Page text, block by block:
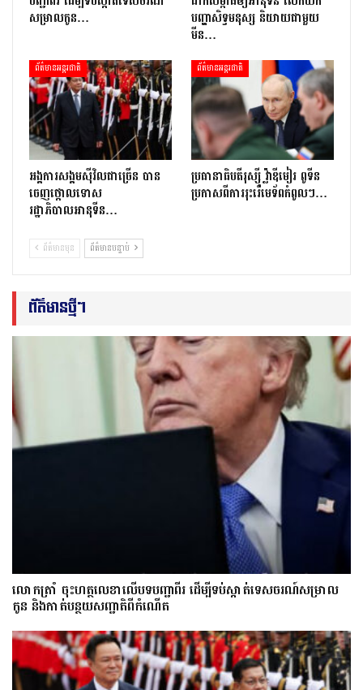
សម្រាលកូន… បញ្ហាសិទ្ធមនុស្ស និយាយជាមួយ
មីន…
ព័ត៌មានអន្តរជាតិ
អង្គការសង្គមស៊ីវិលជាច្រើន បាន
ចេញថ្កោលទោស
រដ្ឋាភិបាលអានុទីន…
ព័ត៌មានអន្តរជាតិ
ប្រធានាធិបតីរុស្ស៊ី វ្ល៉ាឌីមៀរ ពូទីន
ប្រកាសពីការរុះរើមេទ័ពកំពូលៗ…
ព័ត៌មានមុន ព័ត៌មានបន្ទាប់
ព័ត៌មានថ្មីៗ
លោក​ត្រាំ ចុះហត្ថលេខាលើបទបញ្ជាពីរ ដើម្បីទប់ស្កាត់ទេស​ចរណ៍សម្រាល
កូន និងកាត់បន្ថយសញ្ជាតិពីកំណើត